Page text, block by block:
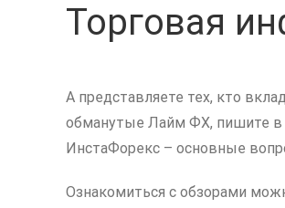
Торговая
А представляете тех, кто
обманутые Лайм ФХ, пишите в
ИнстаФорекс – основные
Ознакомиться с обзорами